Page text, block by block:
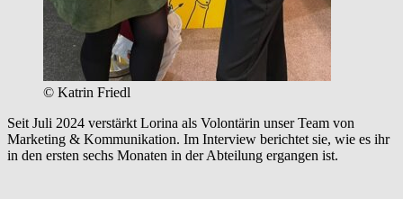
© Katrin Friedl
Seit Juli 2024 verstärkt Lorina als Volontärin unser Team von
Marketing & Kommunikation. Im Interview berichtet sie, wie es ihr
in den ersten sechs Monaten in der Abteilung ergangen ist.